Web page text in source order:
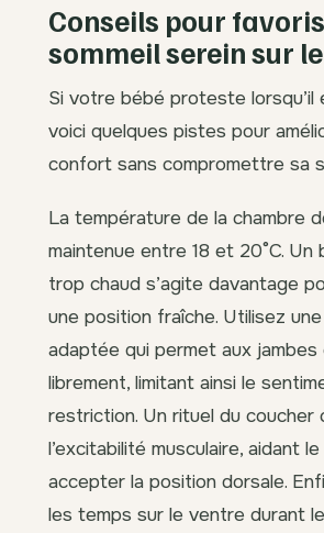
Conseils pour
sommeil serein sur
Si votre bébé proteste lorsqu’il
voici quelques pistes pour
confort sans compromettre sa
La température de la chambre
maintenue entre 18 et 20°C. Un
trop chaud s’agite davantage
une position fraîche. Utilisez
adaptée qui permet aux
librement, limitant ainsi le
restriction. Un rituel du coucher
l’excitabilité musculaire, aidant
accepter la position dorsale.
les temps sur le ventre durant